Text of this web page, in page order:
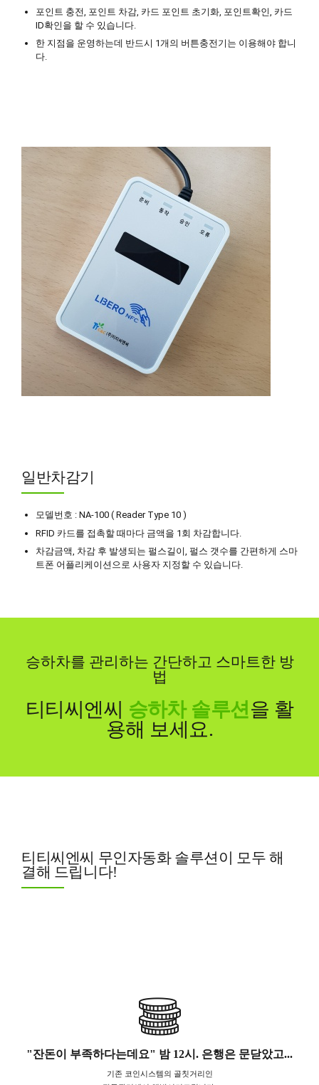
포인트 충전, 포인트 차감, 카드 포인트 초기화, 포인트확인, 카드
ID확인을 할 수 있습니다.
한 지점을 운영하는데 반드시 1개의 버튼충전기는 이용해야 합니
다.
일반차감기
모델번호 : NA-100 ( Reader Type 10 )
RFID 카드를 접촉할 때마다 금액을 1회 차감합니다.
차감금액, 차감 후 발생되는 펄스길이, 펄스 갯수를 간편하게 스마
트폰 어플리케이션으로 사용자 지정할 수 있습니다.
승하차를 관리하는 간단하고 스마트한 방
법
티티씨엔씨 승하차 솔루션을 활
용해 보세요.
티티씨엔씨 무인자동화 솔루션이 모두 해
결해 드립니다!
"잔돈이 부족하다는데요" 밤 12시. 은행은 문닫았고...
기존 코인시스템의 골칫거리인